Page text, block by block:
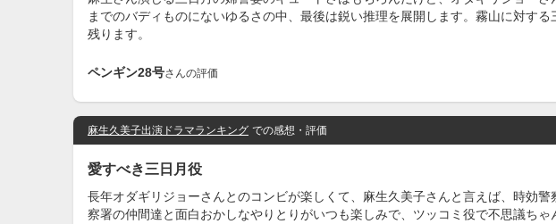
までのバディものにないゆるさの中、最後は鋭い推理を展開します。霧山に対す
残ります。
ペンギン28号さんの評価
麻生久美子出演ドラマランキング での感想・評価
愛すべき三日月役
長年オダギリジョーさんとのコンビが楽しくて、麻生久美子さんと言えば、時効
察署の仲間達と面白おかしなやりとりがいつも楽しみで、ツッコミ役で不思議ち